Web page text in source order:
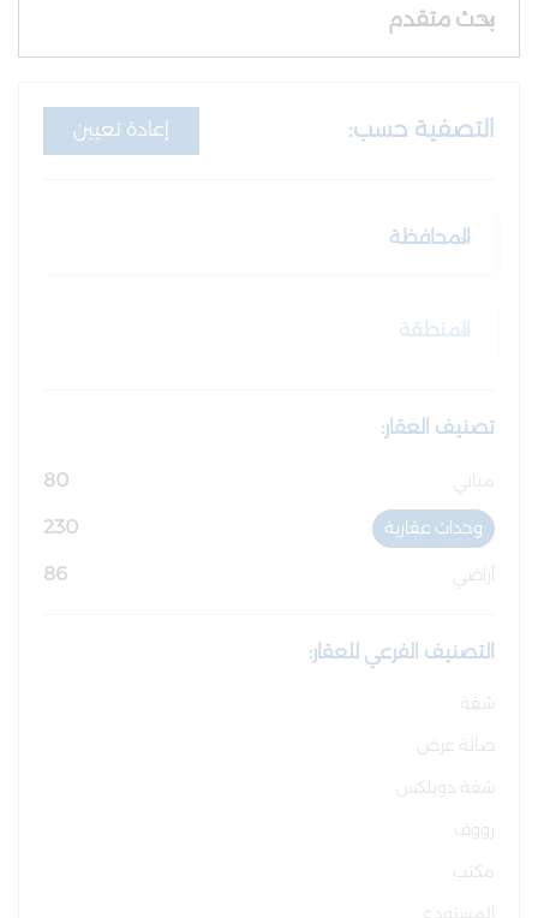
بحث متقدم
التصفية حسب: إعادة تعيين
المحافظة
المنطقة
تصنيف العقار:
مباني 80
وحدات عقارية 230
أراضي 86
التصنيف الفرعي للعقار:
شقة
صالة عرض
شقة دوبلكس
رووف
مكتب